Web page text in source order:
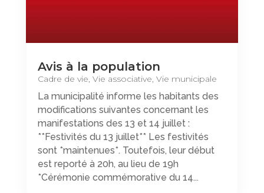
Avis à la population
Cadre de vie, Vie associative, Vie municipale
La municipalité informe les habitants des
modifications suivantes concernant les
manifestations des 13 et 14 juillet :
**Festivités du 13 juillet** Les festivités
sont *maintenues*. Toutefois, leur début
est reporté à 20h, au lieu de 19h
*Cérémonie commémorative du 14...